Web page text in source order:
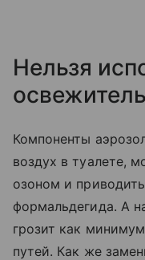
Нельзя
Компоненты
воздух в туалете,
озоном и
формальдегида. А
грозит как
путей. Как же